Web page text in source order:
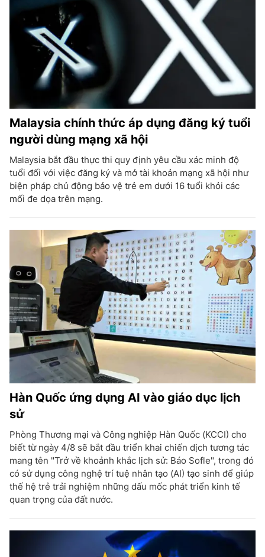
Malaysia chính thức áp dụng đăng ký tuổi
người dùng mạng xã hội
Malaysia bắt đầu thực thi quy định yêu cầu xác minh độ
tuổi đối với việc đăng ký và mở tài khoản mạng xã hội như
biện pháp chủ động bảo vệ trẻ em dưới 16 tuổi khỏi các
mối đe dọa trên mạng.
Hàn Quốc ứng dụng AI vào giáo dục lịch
sử
Phòng Thương mại và Công nghiệp Hàn Quốc (KCCI) cho
biết từ ngày 4/8 sẽ bắt đầu triển khai chiến dịch tương tác
mang tên "Trở về khoảnh khắc lịch sử: Báo Sofle", trong đó
có sử dụng công nghệ trí tuệ nhân tạo (AI) tạo sinh để giúp
thế hệ trẻ trải nghiệm những dấu mốc phát triển kinh tế
quan trọng của đất nước.